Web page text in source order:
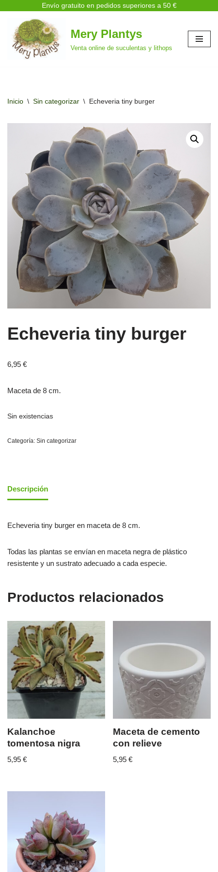
Envío gratuito en pedidos superiores a 50 €
Saltar
al
contenido
Mery Plantys
Venta online de suculentas y lithops
Inicio \ Sin categorizar \ Echeveria tiny burger
Echeveria tiny burger
6,95 €
Maceta de 8 cm.
Sin existencias
Categoría: Sin categorizar
Descripción
Echeveria tiny burger en maceta de 8 cm.
Todas las plantas se envían en maceta negra de plástico
resistente y un sustrato adecuado a cada especie.
Productos relacionados
Kalanchoe
tomentosa nigra
5,95 €
Maceta de cemento
con relieve
5,95€